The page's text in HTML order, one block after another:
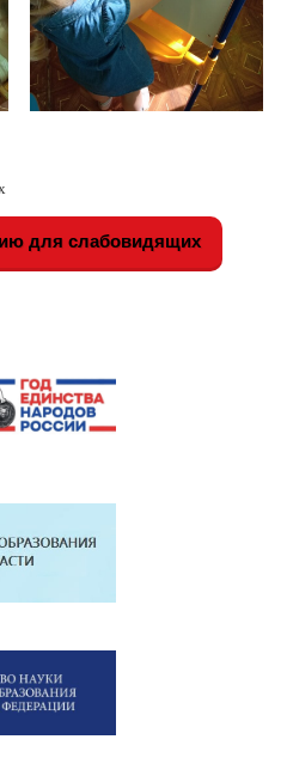
для слабовидящих